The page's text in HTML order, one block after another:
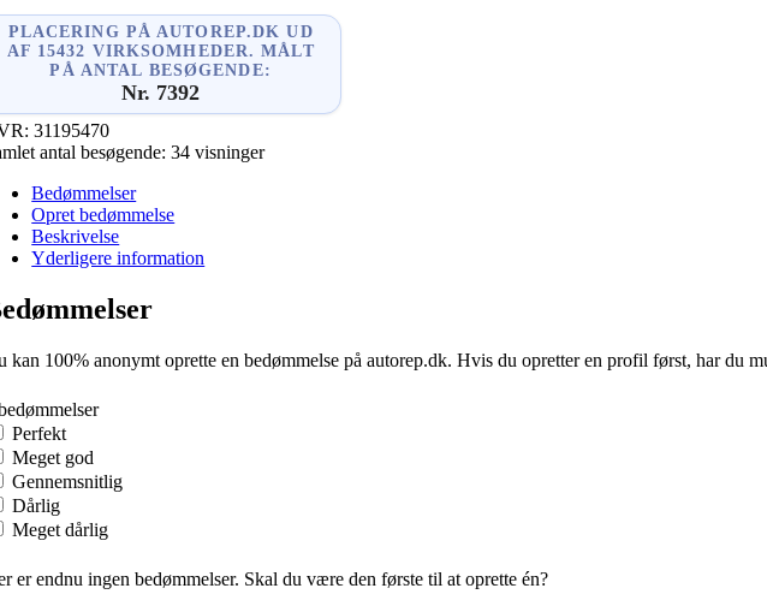
PLACERING PÅ AUTOREP.DK UD
AF 15432 VIRKSOMHEDER. MÅLT
PÅ ANTAL BESØGENDE:
Nr. 7392
31195470
antal besøgende:34 visninger
Bedømmelser
Opret bedømmelse
Beskrivelse
Yderligere information
kan 100% anonymt oprette en bedømmelse på autorep.dk. Hvis du opretter en profil først, har du
Perfekt
Meget god
Gennemsnitlig
Dårlig
Meget dårlig
er endnu ingen bedømmelser. Skal du være den første til at oprette én?